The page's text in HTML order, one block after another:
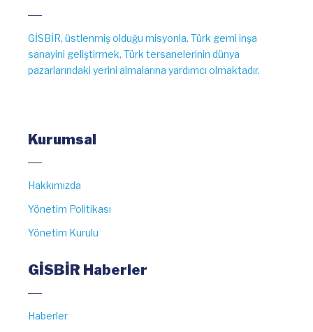
GİSBİR, üstlenmiş olduğu misyonla, Türk gemi inşa
sanayini geliştirmek, Türk tersanelerinin dünya
pazarlarındaki yerini almalarına yardımcı olmaktadır.
Kurumsal
Hakkımızda
Yönetim Politikası
Yönetim Kurulu
GİSBİR Haberler
Haberler